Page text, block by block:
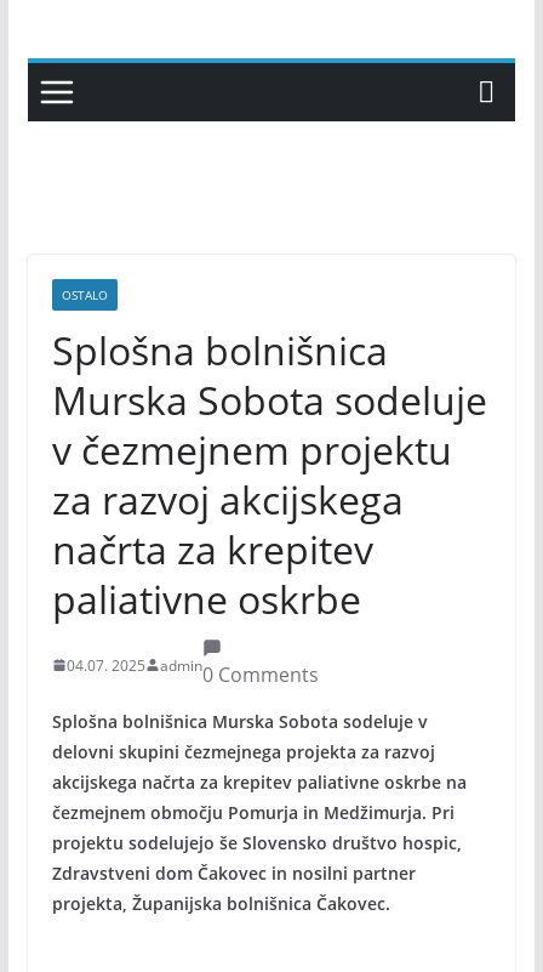
content
OSTALO
Splošna bolnišnica
Murska Sobota sodeluje
v čezmejnem projektu
za razvoj akcijskega
načrta za krepitev
paliativne oskrbe
04.07. 2025 admin0 Comments
Splošna bolnišnica Murska Sobota sodeluje v
delovni skupini čezmejnega projekta za razvoj
akcijskega načrta za krepitev paliativne oskrbe na
čezmejnem območju Pomurja in Medžimurja. Pri
projektu sodelujejo še Slovensko društvo hospic,
Zdravstveni dom Čakovec in nosilni partner
projekta, Županijska bolnišnica Čakovec.